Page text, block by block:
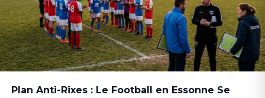
Plan Anti-Rixes : Le Football en Essonne Se